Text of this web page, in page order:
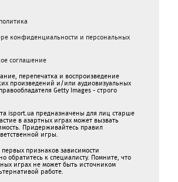
конфиденциальности и персональных
соглашение
перепечатка и воспроизведение
произведений и/или аудиовизуальных
Getty Images - строго
isport.ua предназначены для лиц старше
в азартных играх может вызвать
Придерживайтесь правил
игры.
признаков зависимости
обратитесь к специалисту. Помните, что
играх не может быть источником
работе.